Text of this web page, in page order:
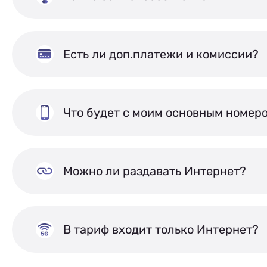
Есть ли доп.платежи и комиссии?
Что будет с моим основным
Можно ли раздавать Интернет?
В тариф входит только Интернет?